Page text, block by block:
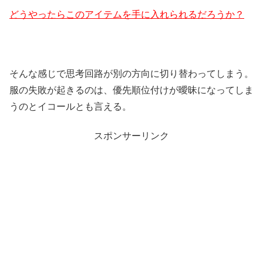
どうやったらこのアイテムを手に入れられるだろうか？
そんな感じで思考回路が別の方向に切り替わってしまう。
服の失敗が起きるのは、優先順位付けが曖昧になってしま
うのとイコールとも言える。
スポンサーリンク